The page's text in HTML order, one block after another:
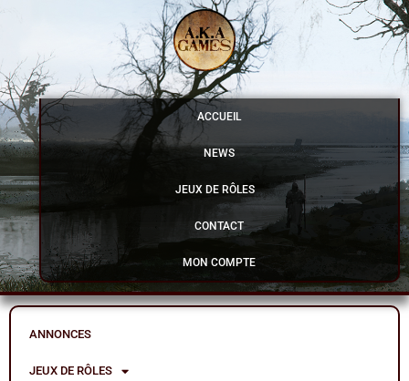
contenu
ACCUEIL
NEWS
JEUX DE RÔLES
CONTACT
MON COMPTE
ANNONCES
JEUX DE RÔLES